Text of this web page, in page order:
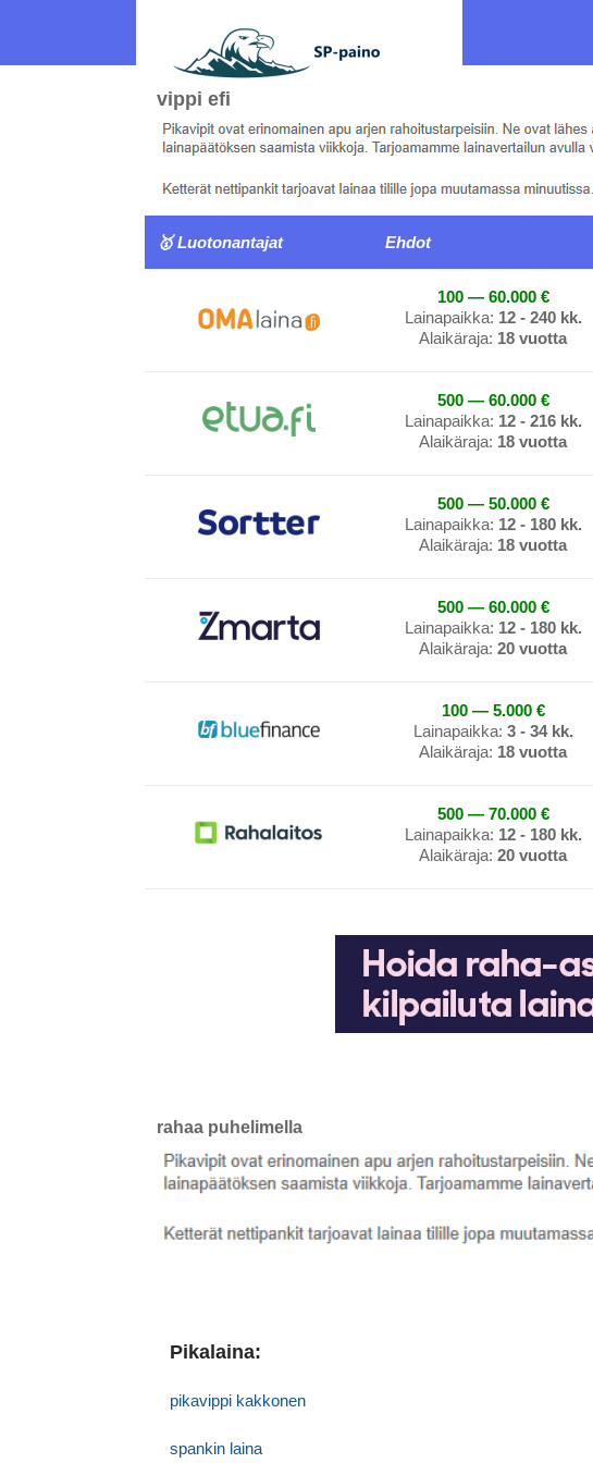
vippi efi
🥇 Luotonantajat Ehdot
100 — 60.000 €
Lainapaikka: 12 - 240 kk.
Alaikäraja: 18 vuotta
500 — 60.000 €
Lainapaikka: 12 - 216 kk.
Alaikäraja: 18 vuotta
500 — 50.000 €
Lainapaikka: 12 - 180 kk.
Alaikäraja: 18 vuotta
500 — 60.000 €
Lainapaikka: 12 - 180 kk.
Alaikäraja: 20 vuotta
100 — 5.000 €
Lainapaikka: 3 - 34 kk.
Alaikäraja: 18 vuotta
500 — 70.000 €
Lainapaikka: 12 - 180 kk.
Alaikäraja: 20 vuotta
rahaa puhelimella
Pikalaina:
pikavippi kakkonen
spankin laina